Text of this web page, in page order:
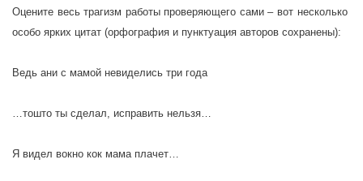
Оцените весь трагизм работы проверяющего сами – вот несколько
особо ярких цитат (орфография и пунктуация авторов сохранены):
Ведь ани с мамой невиделись три года
…тошто ты сделал, исправить нельзя…
Я видел вокно кок мама плачет…